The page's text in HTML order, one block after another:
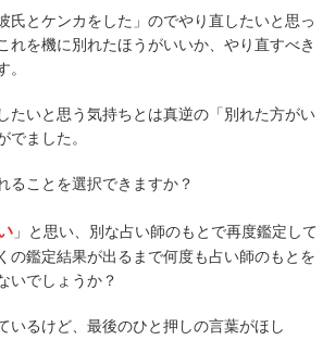
氏とケンカをした」のでやり直したいと思っ
れを機に別れたほうがいいか、やり直すべき
。
たいと思う気持ちとは真逆の「別れた方がい
でました。
ることを選択できますか？
」と思い、別な占い師のもとで再度鑑定して
の鑑定結果が出るまで何度も占い師のもとを
いでしょうか？
いるけど、最後のひと押しの言葉がほし